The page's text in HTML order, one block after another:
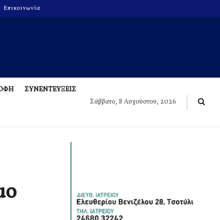
Επικοινωνία
ΣΥΝΕΝΤΕΥΞΕΙΣ
Σάββατο, 8 Αυγούστου, 2026